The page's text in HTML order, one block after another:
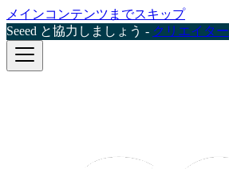
メインコンテンツまでスキップ
Seeed と協力しましょう - クリエイター